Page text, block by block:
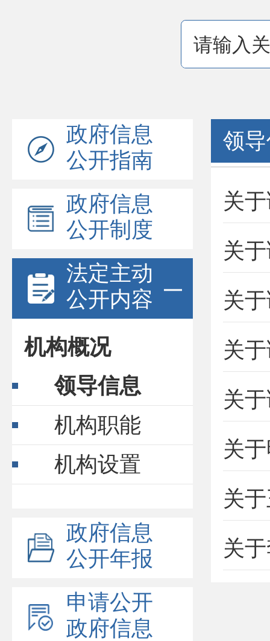
政府信息
公开指南
政府信息
公开制度
法定主动
公开内容
机构概况
领导信息
机构职能
机构设置
政府信息
公开年报
申请公开
政府信息
领
关
关
关